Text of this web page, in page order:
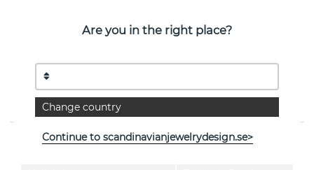
Kedjans längd: 47cm
Berlockens storlek: 7mm
EGENSKAPER
Are you in the right place?
Change country
Continue to scandinavianjewelrydesign.se>